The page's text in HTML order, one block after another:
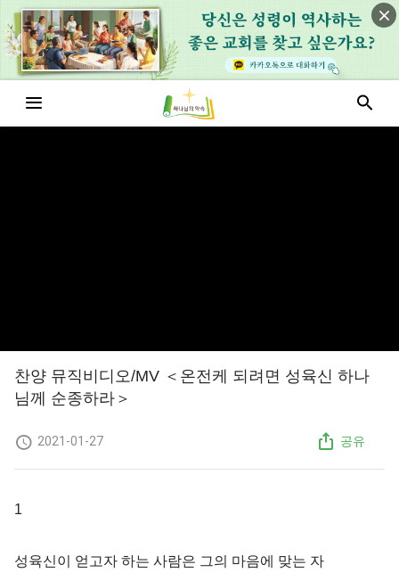
찬양 뮤직비디오/MV ＜온전케 되려면 성육신 하나
님께 순종하라＞
2021-01-27 공유
1
성육신이 얻고자 하는 사람은 그의 마음에 맞는 자